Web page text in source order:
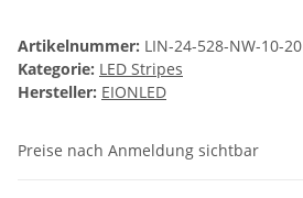
Artikelnummer: LIN-24-528-NW-10-20
Kategorie: LED Stripes
Hersteller: EIONLED
Preise nach Anmeldung sichtbar